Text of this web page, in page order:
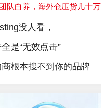
队白养，海外仓压货几十万
没人看，
是“无效点击”
根本搜不到你的品牌